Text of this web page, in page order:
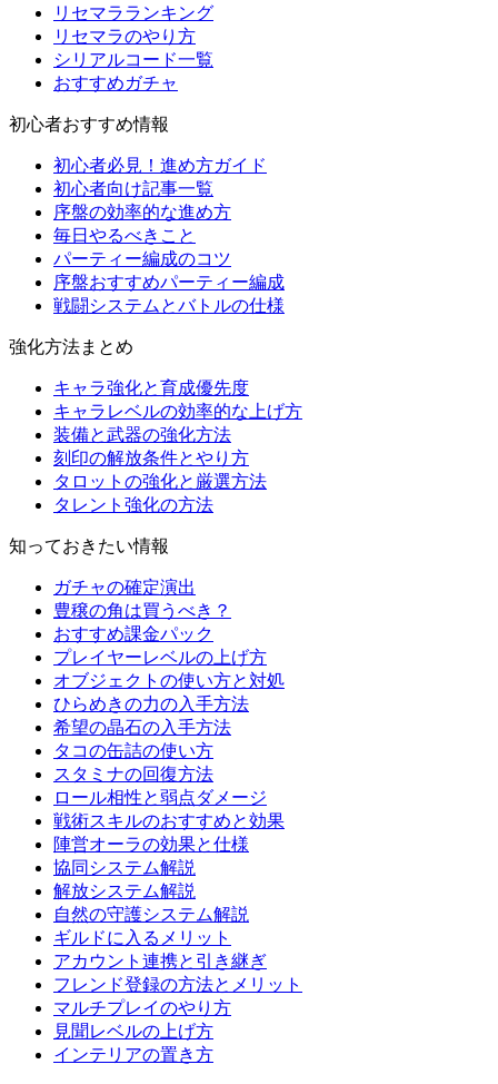
リセマラランキング
リセマラのやり方
シリアルコード一覧
おすすめガチャ
初心者おすすめ情報
初心者必見！進め方ガイド
初心者向け記事一覧
序盤の効率的な進め方
毎日やるべきこと
パーティー編成のコツ
序盤おすすめパーティー編成
戦闘システムとバトルの仕様
強化方法まとめ
キャラ強化と育成優先度
キャラレベルの効率的な上げ方
装備と武器の強化方法
刻印の解放条件とやり方
タロットの強化と厳選方法
タレント強化の方法
知っておきたい情報
ガチャの確定演出
豊穣の角は買うべき？
おすすめ課金パック
プレイヤーレベルの上げ方
オブジェクトの使い方と対処
ひらめきの力の入手方法
希望の晶石の入手方法
タコの缶詰の使い方
スタミナの回復方法
ロール相性と弱点ダメージ
戦術スキルのおすすめと効果
陣営オーラの効果と仕様
協同システム解説
解放システム解説
自然の守護システム解説
ギルドに入るメリット
アカウント連携と引き継ぎ
フレンド登録の方法とメリット
マルチプレイのやり方
見聞レベルの上げ方
インテリアの置き方